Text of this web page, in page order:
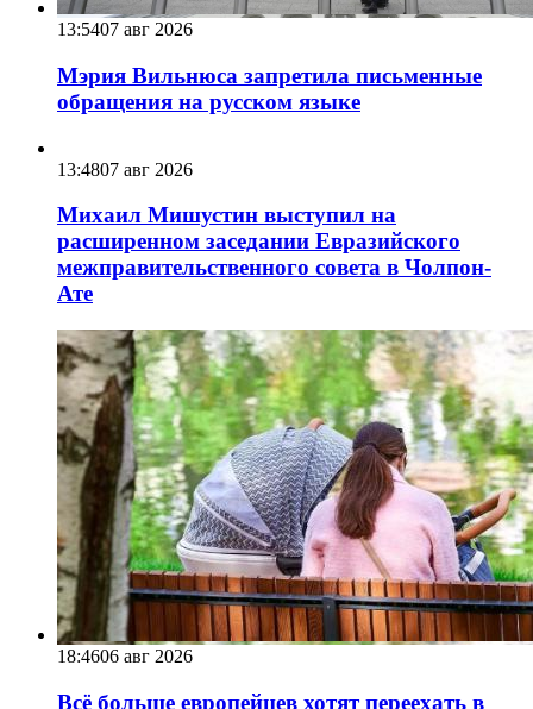
13:5407 авг 2026
Мэрия Вильнюса запретила письменные
обращения на русском языке
13:4807 авг 2026
Михаил Мишустин выступил на
расширенном заседании Евразийского
межправительственного совета в Чолпон-
Ате
18:4606 авг 2026
Всё больше европейцев хотят переехать в